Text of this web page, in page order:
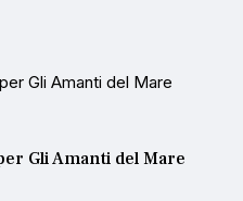
Gli Amanti del Mare